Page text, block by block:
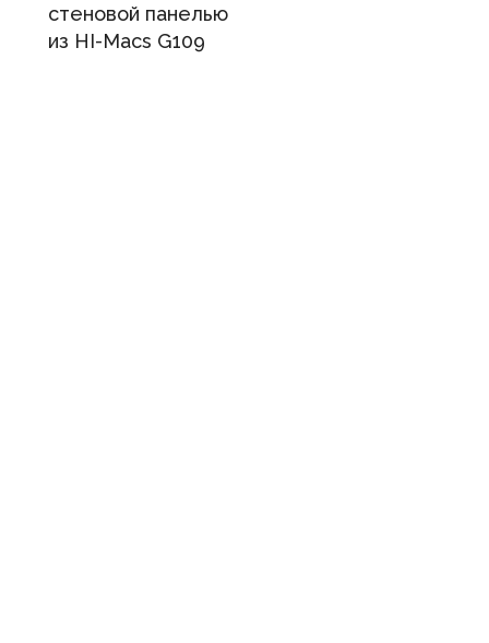
стеновой панелью
из HI-Macs G109